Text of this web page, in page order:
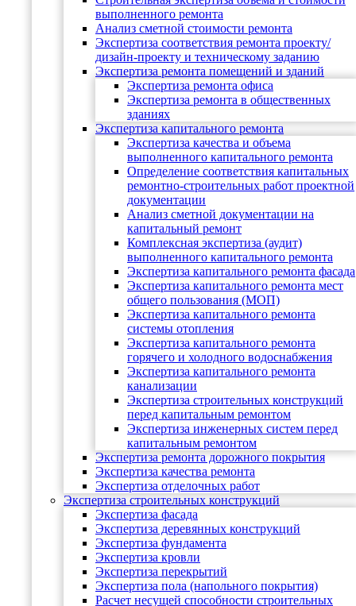
выполненного ремонта
Анализ сметной стоимости ремонта
Экспертиза соответствия ремонта проекту/
дизайн-проекту и техническому заданию
Экспертиза ремонта помещений и зданий
Экспертиза ремонта офиса
Экспертиза ремонта в общественных
зданиях
Экспертиза капитального ремонта
Экспертиза качества и объема
выполненного капитального ремонта
Определение соответствия капитальных
ремонтно-строительных работ проектной
документации
Анализ сметной документации на
капитальный ремонт
Комплексная экспертиза (аудит)
выполненного капитального ремонта
Экспертиза капитального ремонта фасада
Экспертиза капитального ремонта мест
общего пользования (МОП)
Экспертиза капитального ремонта
системы отопления
Экспертиза капитального ремонта
горячего и холодного водоснабжения
Экспертиза капитального ремонта
канализации
Экспертиза строительных конструкций
перед капитальным ремонтом
Экспертиза инженерных систем перед
капитальным ремонтом
Экспертиза ремонта дорожного покрытия
Экспертиза качества ремонта
Экспертиза отделочных работ
Экспертиза строительных конструкций
Экспертиза фасада
Экспертиза деревянных конструкций
Экспертиза фундамента
Экспертиза кровли
Экспертиза перекрытий
Экспертиза пола (напольного покрытия)
Расчет несущей способности строительных